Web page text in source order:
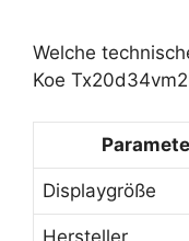
Welche
Koe
Displaygröße
Hersteller